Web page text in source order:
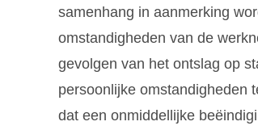
samenhang in aanmerking
omstandigheden van de
gevolgen van het ontslag op
persoonlijke omstandigheden
dat een onmiddellijke